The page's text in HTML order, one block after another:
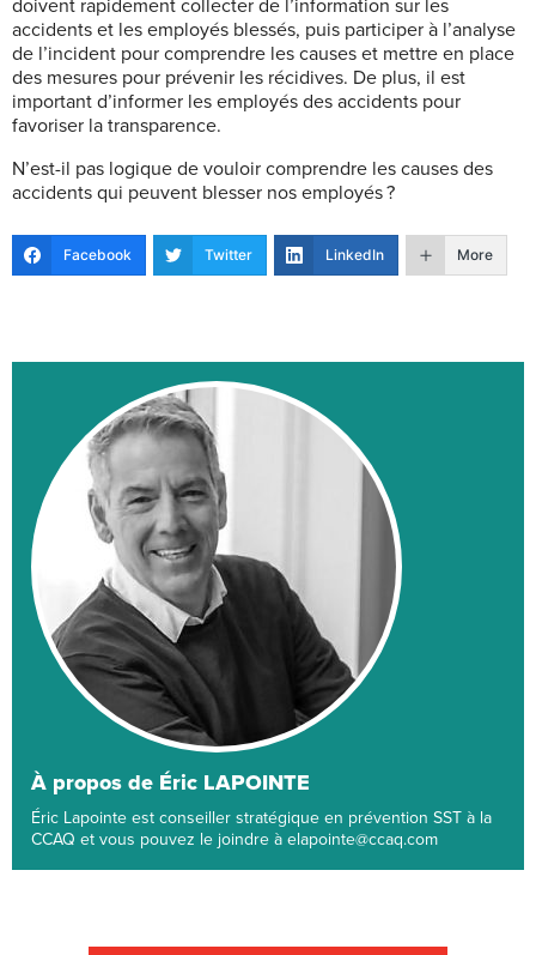
doivent rapidement collecter de l’information sur les
accidents et les employés blessés, puis participer à l’analyse
de l’incident pour comprendre les causes et mettre en place
des mesures pour prévenir les récidives. De plus, il est
important d’informer les employés des accidents pour
favoriser la transparence.
N’est-il pas logique de vouloir comprendre les causes des
accidents qui peuvent blesser nos employés ?
Facebook Twitter LinkedIn More
À propos de Éric LAPOINTE
Éric Lapointe est conseiller stratégique en prévention SST à la
CCAQ et vous pouvez le joindre à elapointe@ccaq.com